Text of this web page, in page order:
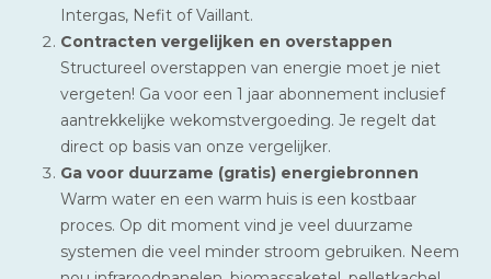
Intergas, Nefit of Vaillant.
Contracten vergelijken en overstappen
Structureel overstappen van energie moet je niet
vergeten! Ga voor een 1 jaar abonnement inclusief
aantrekkelijke wekomstvergoeding. Je regelt dat
direct op basis van onze vergelijker.
Ga voor duurzame (gratis) energiebronnen
Warm water en een warm huis is een kostbaar
proces. Op dit moment vind je veel duurzame
systemen die veel minder stroom gebruiken. Neem